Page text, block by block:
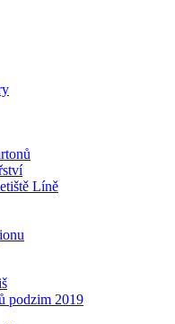
Líně
podzim 2019